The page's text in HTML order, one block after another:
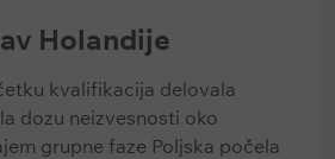
Holandije
kvalifikacija delovala
dozu neizvesnosti oko
grupne faze Poljska počela